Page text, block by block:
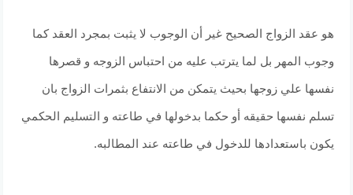
هو عقد الزواج الصحيح غير أن الوجوب لا يثبت بمجرد العقد كما
وجوب المهر بل لما يترتب عليه من احتباس الزوجه و قصرها
نفسها علي زوجها بحيث يتمكن من الانتفاع بثمرات الزواج بان
تسلم نفسها حقيقه أو حكما بدخولها في طاعته و التسليم الحكمي
يكون باستعدادها للدخول في طاعته عند المطالبه.